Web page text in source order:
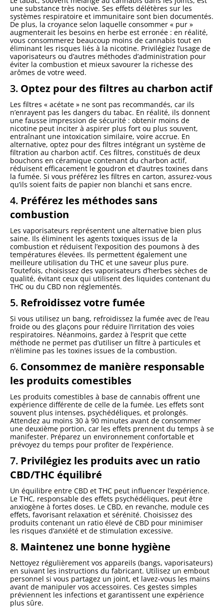
une substance très nocive. Ses effets délétères sur les
systèmes respiratoire et immunitaire sont bien documentés.
De plus, la croyance selon laquelle consommer « pur »
augmenterait les besoins en herbe est erronée : en réalité,
vous consommerez beaucoup moins de cannabis tout en
éliminant les risques liés à la nicotine. Privilégiez l’usage de
vaporisateurs ou d’autres méthodes d’administration pour
éviter la combustion et mieux savourer la richesse des
arômes de votre weed.
3. Optez pour des filtres au charbon actif
Les filtres « acétate » ne sont pas recommandés, car ils
n’enrayent pas les dangers du tabac. En réalité, ils donnent
une fausse impression de sécurité : obtenir moins de
nicotine peut inciter à aspirer plus fort ou plus souvent,
entraînant une intoxication similaire, voire accrue. En
alternative, optez pour des filtres intégrant un système de
filtration au charbon actif. Ces filtres, constitués de deux
bouchons en céramique contenant du charbon actif,
réduisent efficacement le goudron et d’autres toxines dans
la fumée. Si vous préférez les filtres en carton, assurez-vous
qu’ils soient faits de papier non blanchi et sans encre.
4. Préférez les méthodes sans
combustion
Les vaporisateurs représentent une alternative bien plus
saine. Ils éliminent les agents toxiques issus de la
combustion et réduisent l’exposition des poumons à des
températures élevées. Ils permettent également une
meilleure utilisation du THC et une saveur plus pure.
Toutefois, choisissez des vaporisateurs d’herbes sèches de
qualité, évitant ceux qui utilisent des liquides contenant du
THC ou du CBD non réglementés.
5. Refroidissez votre fumée
Si vous utilisez un bang, refroidissez la fumée avec de l’eau
froide ou des glaçons pour réduire l’irritation des voies
respiratoires. Néanmoins, gardez à l’esprit que cette
méthode ne permet pas d’utiliser un filtre à particules et
n’élimine pas les toxines issues de la combustion.
6. Consommez de manière responsable
les produits comestibles
Les produits comestibles à base de cannabis offrent une
expérience différente de celle de la fumée. Les effets sont
souvent plus intenses, psychédéliques, et prolongés.
Attendez au moins 30 à 90 minutes avant de consommer
une deuxième portion, car les effets prennent du temps à se
manifester. Préparez un environnement confortable et
prévoyez du temps pour profiter de l’expérience.
7. Privilégiez les produits avec un ratio
CBD/THC équilibré
Un équilibre entre CBD et THC peut influencer l’expérience.
Le THC, responsable des effets psychédéliques, peut être
anxiogène à fortes doses. Le CBD, en revanche, module ces
effets, favorisant relaxation et sérénité. Choisissez des
produits contenant un ratio élevé de CBD pour minimiser
les risques d’anxiété et de stimulation excessive.
8. Maintenez une bonne hygiène
Nettoyez régulièrement vos appareils (bangs, vaporisateurs)
en suivant les instructions du fabricant. Utilisez un embout
personnel si vous partagez un joint, et lavez-vous les mains
avant de manipuler vos accessoires. Ces gestes simples
préviennent les infections et garantissent une expérience
plus sûre.